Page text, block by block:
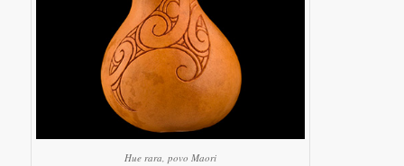
Hue rara, povo Maori